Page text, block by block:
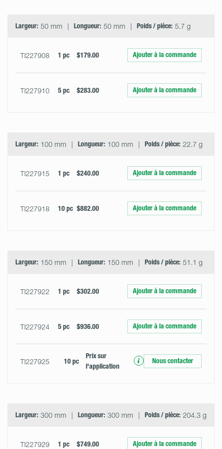
Largeur: 50 mm Longueur: 50 mm Poids / pièce: 5.7 g
TI227908 1 pc $179.00 Ajouter à la commande
TI227910 5 pc $283.00 Ajouter à la commande
Largeur: 100 mm Longueur: 100 mm Poids / pièce: 22.7 g
TI227915 1 pc $240.00 Ajouter à la commande
TI227918 10 pc $882.00 Ajouter à la commande
Largeur: 150 mm Longueur: 150 mm Poids / pièce: 51.1 g
TI227922 1 pc $302.00 Ajouter à la commande
TI227924 5 pc $936.00 Ajouter à la commande
TI227925 10 pc
Prix ​​sur
l'application
Nous contacter
Largeur: 300 mm Longueur: 300 mm Poids / pièce: 204.3 g
TI227929 1 pc $749.00 Ajouter à la commande